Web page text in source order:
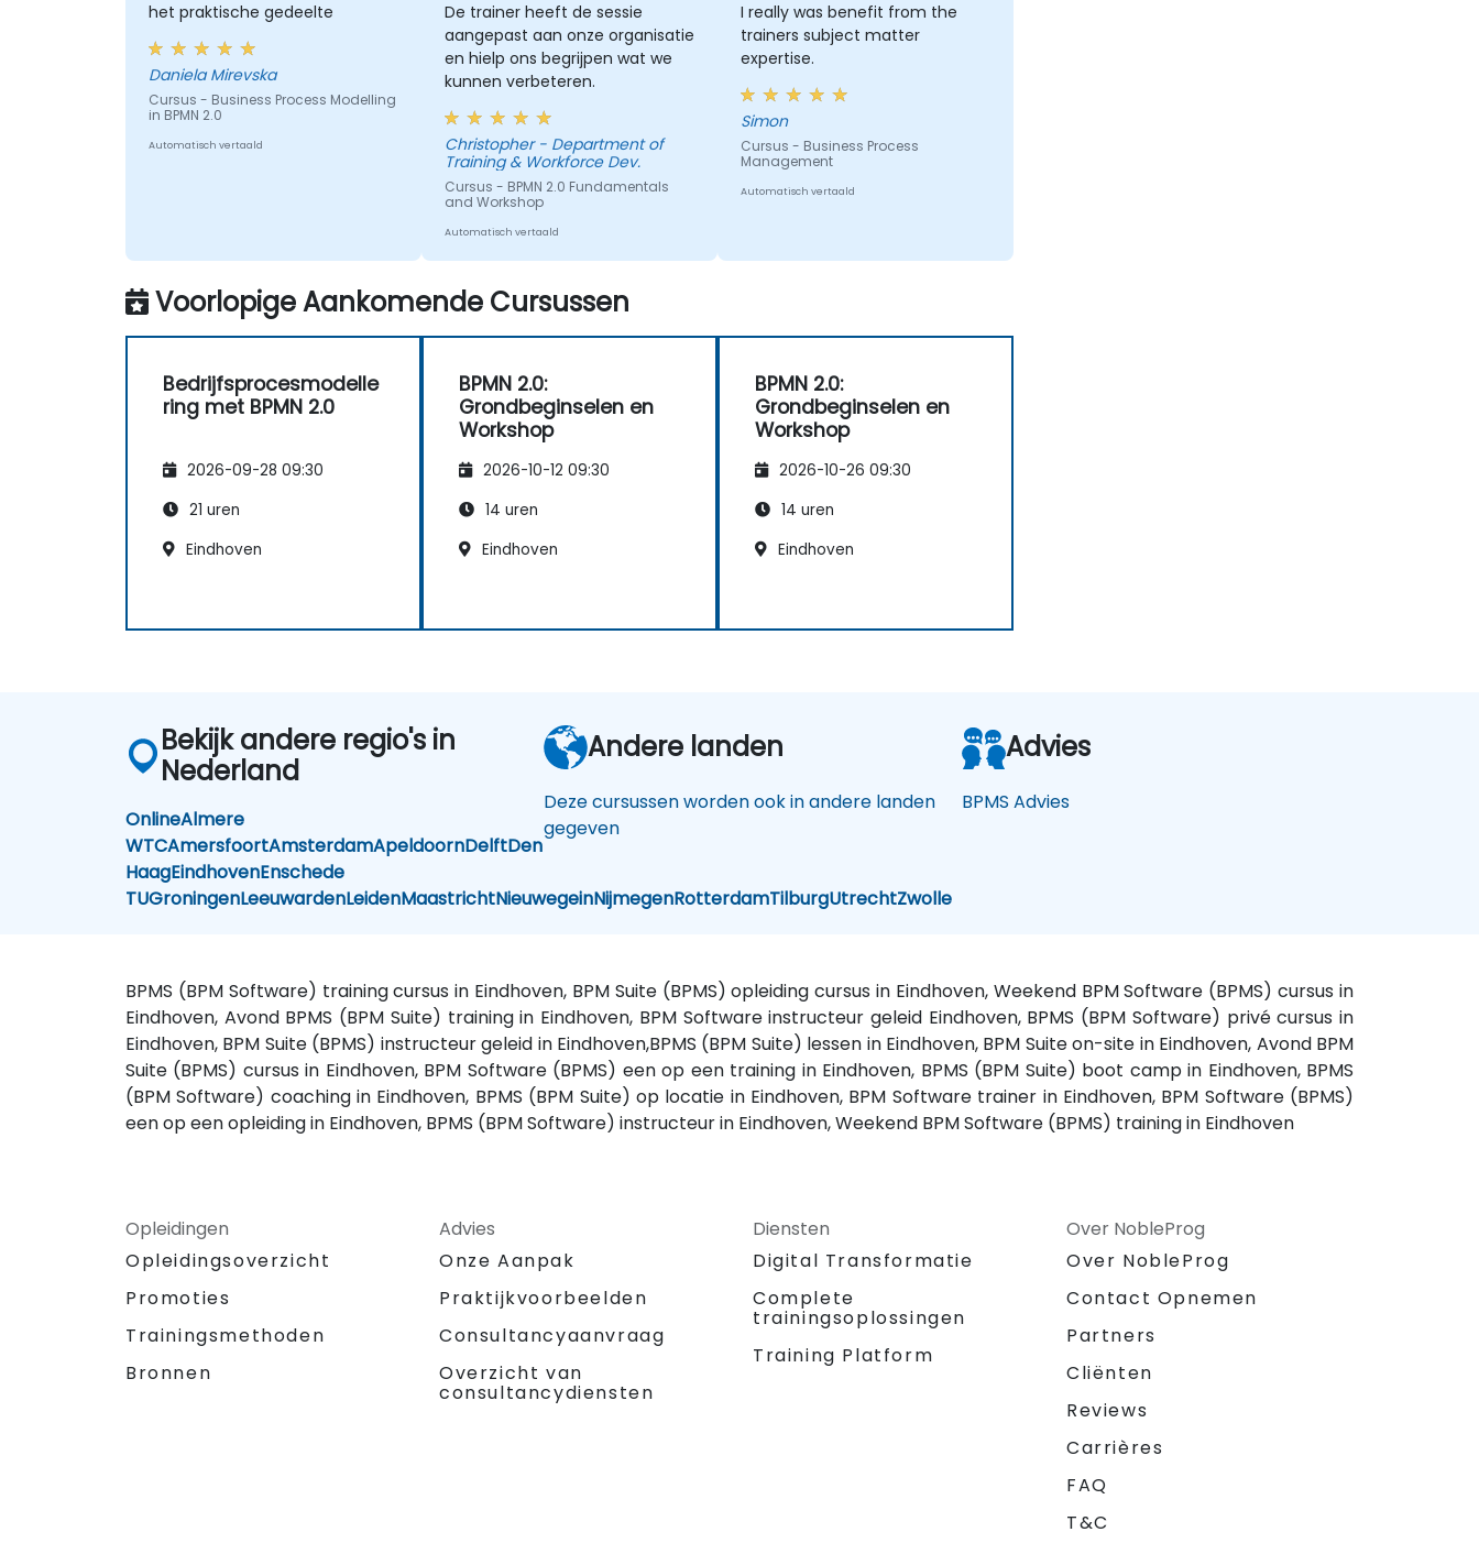
het praktische gedeelte
Daniela Mirevska
Cursus - Business Process Modelling
in BPMN 2.0
Automatisch vertaald
De trainer heeft de sessie
aangepast aan onze organisatie
en hielp ons begrijpen wat we
kunnen verbeteren.
Christopher - Department of
Training & Workforce Dev.
Cursus - BPMN 2.0 Fundamentals
and Workshop
Automatisch vertaald
I really was benefit from the
trainers subject matter
expertise.
Simon
Cursus - Business Process
Management
Automatisch vertaald
Voorlopige Aankomende Cursussen
Bedrijfsprocesmodelle
ring met BPMN 2.0
2026-09-28 09:30
21 uren
Eindhoven
BPMN 2.0:
Grondbeginselen en
Workshop
2026-10-12 09:30
14 uren
Eindhoven
BPMN 2.0:
Grondbeginselen en
Workshop
2026-10-26 09:30
14 uren
Eindhoven
Bekijk andere regio's in
Nederland
OnlineAlmere
WTCAmersfoortAmsterdamApeldoornDelftDen
HaagEindhovenEnschede
TUGroningenLeeuwardenLeidenMaastrichtNieuwegeinNijmegenRotterdamTilburgUtrechtZwolle
Andere landen
Deze cursussen worden ook in andere landen
gegeven
Advies
BPMS Advies
BPMS (BPM Software) training cursus in Eindhoven, BPM Suite (BPMS) opleiding cursus in Eindhoven, Weekend BPM Software (BPMS) cursus in
Eindhoven, Avond BPMS (BPM Suite) training in Eindhoven, BPM Software instructeur geleid Eindhoven, BPMS (BPM Software) privé cursus in
Eindhoven, BPM Suite (BPMS) instructeur geleid in Eindhoven,BPMS (BPM Suite) lessen in Eindhoven, BPM Suite on-site in Eindhoven, Avond BPM
Suite (BPMS) cursus in Eindhoven, BPM Software (BPMS) een op een training in Eindhoven, BPMS (BPM Suite) boot camp in Eindhoven, BPMS
(BPM Software) coaching in Eindhoven, BPMS (BPM Suite) op locatie in Eindhoven, BPM Software trainer in Eindhoven, BPM Software (BPMS)
een op een opleiding in Eindhoven, BPMS (BPM Software) instructeur in Eindhoven, Weekend BPM Software (BPMS) training in Eindhoven
Opleidingen
Opleidingsoverzicht
Promoties
Trainingsmethoden
Bronnen
Advies
Onze Aanpak
Praktijkvoorbeelden
Consultancyaanvraag
Overzicht van
consultancydiensten
Diensten
Digital Transformatie
Complete
trainingsoplossingen
Training Platform
Over NobleProg
Over NobleProg
Contact Opnemen
Partners
Cliënten
Reviews
Carrières
FAQ
T&C